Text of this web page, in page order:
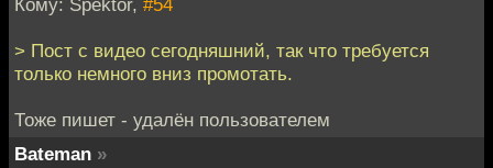
Кому: Spektor, #54
> Пост с видео сегодняшний, так что требуется
только немного вниз промотать.
Тоже пишет - удалён пользователем
Bateman »